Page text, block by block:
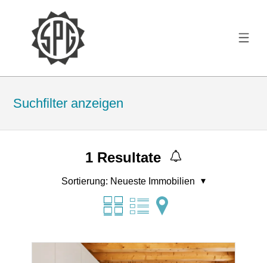
Suchfilter anzeigen
1Resultate
Sortierung: Neueste Immobilien